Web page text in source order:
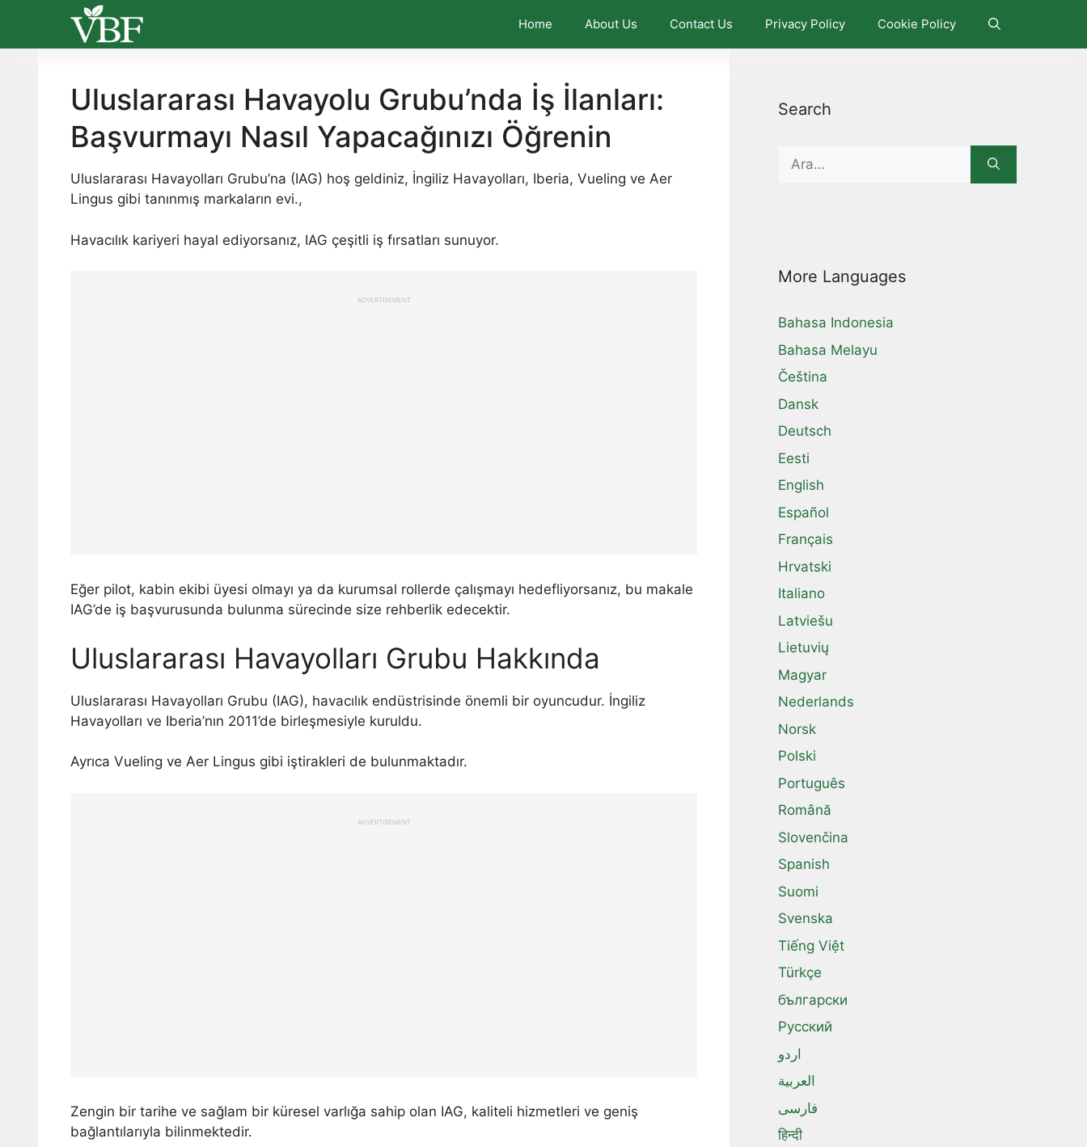
content
Home About Us Contact Us Privacy Policy Cookie Policy
Uluslararası Havayolu Grubu’nda İş İlanları:
Başvurmayı Nasıl Yapacağınızı Öğrenin
Uluslararası Havayolları Grubu’na (IAG) hoş geldiniz, İngiliz Havayolları, Iberia, Vueling ve Aer
Lingus gibi tanınmış markaların evi.,
Havacılık kariyeri hayal ediyorsanız, IAG çeşitli iş fırsatları sunuyor.
ADVERTISEMENT
Eğer pilot, kabin ekibi üyesi olmayı ya da kurumsal rollerde çalışmayı hedefliyorsanız, bu makale
IAG’de iş başvurusunda bulunma sürecinde size rehberlik edecektir.
Uluslararası Havayolları Grubu Hakkında
Uluslararası Havayolları Grubu (IAG), havacılık endüstrisinde önemli bir oyuncudur. İngiliz
Havayolları ve Iberia’nın 2011’de birleşmesiyle kuruldu.
Ayrıca Vueling ve Aer Lingus gibi iştirakleri de bulunmaktadır.
ADVERTISEMENT
Zengin bir tarihe ve sağlam bir küresel varlığa sahip olan IAG, kaliteli hizmetleri ve geniş
bağlantılarıyla bilinmektedir.
Search
Search
More Languages
Bahasa Indonesia
Bahasa Melayu
Čeština
Dansk
Deutsch
Eesti
English
Español
Français
Hrvatski
Italiano
Latviešu
Lietuvių
Magyar
Nederlands
Norsk
Polski
Português
Română
Slovenčina
Spanish
Suomi
Svenska
Tiếng Việt
Türkçe
български
Русский
اردو
العربية
فارسی
हिन्दी